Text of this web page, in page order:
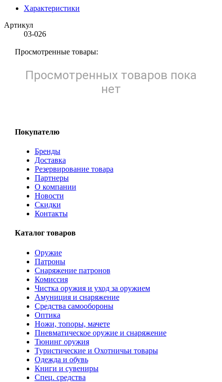
Характеристики
Артикул
03-026
Просмотренные товары:
Просмотренных товаров пока
нет
Покупателю
Бренды
Доставка
Резервирование товара
Партнеры
О компании
Новости
Скидки
Контакты
Каталог товаров
Оружие
Патроны
Снаряжение патронов
Комиссия
Чистка оружия и уход за оружием
Амуниция и снаряжение
Средства самообороны
Оптика
Ножи, топоры, мачете
Пневматическое оружие и снаряжение
Тюнинг оружия
Туристические и Охотничьи товары
Одежда и обувь
Книги и сувениры
Спец. средства